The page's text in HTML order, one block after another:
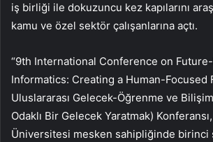
iş birliği ile dokuzuncu kez kapılarını
kamu ve özel sektör çalışanlarına açtı.
“9th International Conference on
Informatics: Creating a Human-Focused
Uluslararası Gelecek-Öğrenme ve
Odaklı Bir Gelecek Yaratmak) Konferansı,
Üniversitesi mesken sahipliğinde birinci